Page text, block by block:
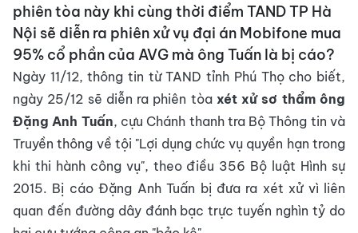
phiên tòa này khi cùng thời điểm TAND TP Hà
Nội sẽ diễn ra phiên xử vụ đại án Mobifone mua
95% cổ phần của AVG mà ông Tuấn là bị cáo?
Ngày 11/12, thông tin từ TAND tỉnh Phú Thọ cho biết,
ngày 25/12 sẽ diễn ra phiên tòa xét xử sơ thẩm ông
Đặng Anh Tuấn, cựu Chánh thanh tra Bộ Thông tin và
Truyền thông về tội "Lợi dụng chức vụ quyền hạn trong
khi thi hành công vụ", theo điều 356 Bộ luật Hình sự
2015. Bị cáo Đặng Anh Tuấn bị đưa ra xét xử vì liên
quan đến đường dây đánh bạc trực tuyến nghìn tỷ do